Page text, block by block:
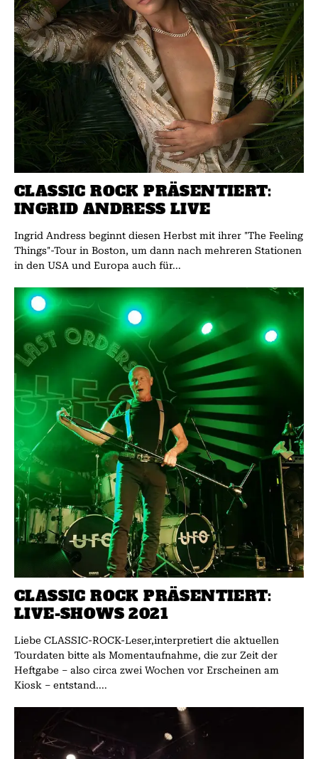
CLASSIC ROCK PRÄSENTIERT:
INGRID ANDRESS LIVE
Ingrid Andress beginnt diesen Herbst mit ihrer "The Feeling
Things"-Tour in Boston, um dann nach mehreren Stationen
in den USA und Europa auch für...
CLASSIC ROCK PRÄSENTIERT:
LIVE-SHOWS 2021
Liebe CLASSIC-ROCK-Leser,interpretiert die aktuellen
Tourdaten bitte als Momentaufnahme, die zur Zeit der
Heftgabe – also circa zwei Wochen vor Erscheinen am
Kiosk – entstand....